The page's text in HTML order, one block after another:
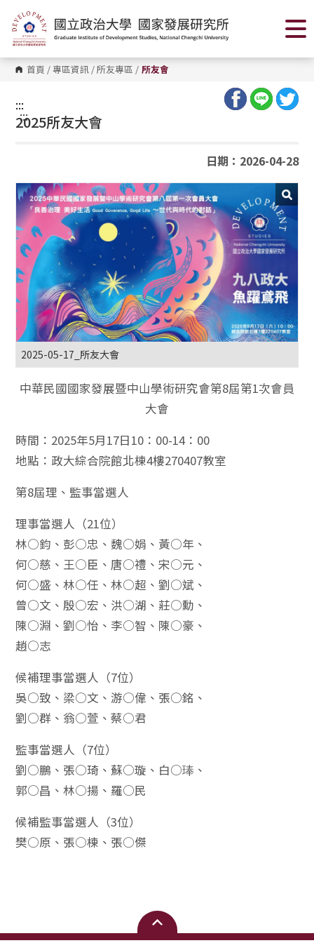
到
主
要
內
容
區 首頁 /專區資訊 /所友專區 / 所友會
:::
:::
2025所友大會
日期：2026-04-28
2025-05-17_所友大會
中華民國國家發展暨中山學術研究會第8屆第1次會員
大會
時間：2025年5月17日10：00-14：00
地點：政大綜合院館北棟4樓270407教室
第8屆理、監事當選人
理事當選人（21位）
林○鈞、彭○忠、魏○娟、黃○年、
何○慈、王○臣、唐○禮、宋○元、
何○盛、林○任、林○超、劉○斌、
曾○文、殷○宏、洪○湖、莊○勳、
陳○淵、劉○怡、李○智、陳○豪、
趙○志
候補理事當選人（7位）
吳○致、梁○文、游○偉、張○銘、
劉○群、翁○萱、蔡○君
監事當選人（7位）
劉○鵬、張○琦、蘇○璇、白○琫、
郭○昌、林○揚、羅○民
候補監事當選人（3位）
樊○原、張○棟、張○傑